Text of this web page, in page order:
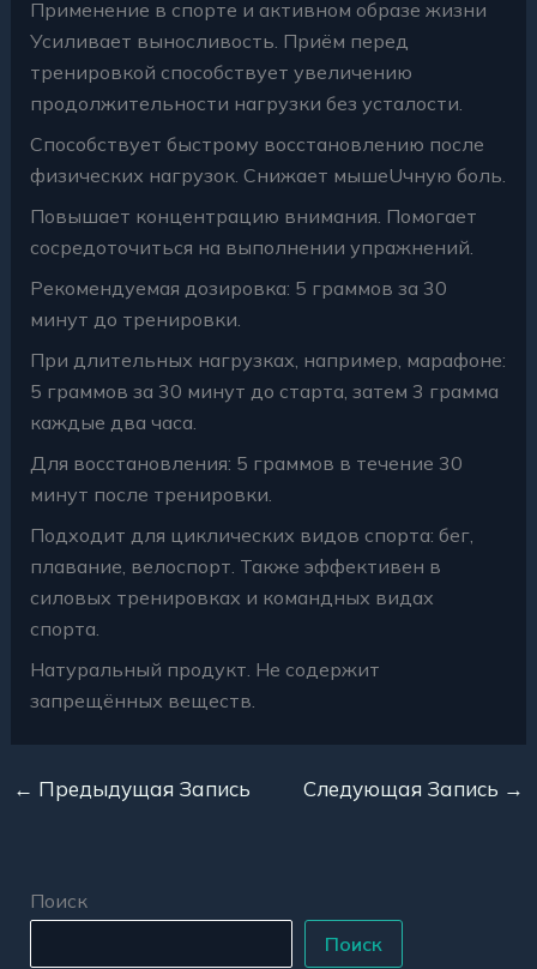
Применение в спорте и активном образе жизни
Усиливает выносливость. Приём перед
тренировкой способствует увеличению
продолжительности нагрузки без усталости.
Способствует быстрому восстановлению после
физических нагрузок. Снижает мышеUчную боль.
Повышает концентрацию внимания. Помогает
сосредоточиться на выполнении упражнений.
Рекомендуемая дозировка: 5 граммов за 30
минут до тренировки.
При длительных нагрузках, например, марафоне:
5 граммов за 30 минут до старта, затем 3 грамма
каждые два часа.
Для восстановления: 5 граммов в течение 30
минут после тренировки.
Подходит для циклических видов спорта: бег,
плавание, велоспорт. Также эффективен в
силовых тренировках и командных видах
спорта.
Натуральный продукт. Не содержит
запрещённых веществ.
← Предыдущая Запись Следующая Запись →
Поиск
Поиск